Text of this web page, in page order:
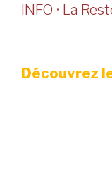
INFO • La
Découvrez